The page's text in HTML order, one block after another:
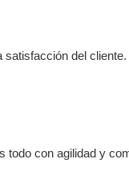
satisfacción del cliente.
todo con agilidad y